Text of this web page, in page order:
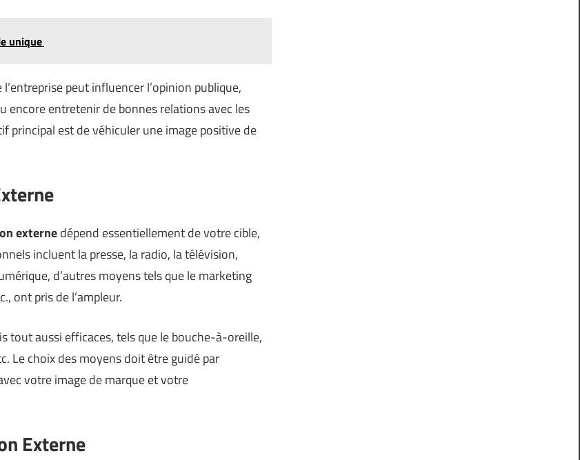
unique
peut influencer l’opinion publique,
encore entretenir de bonnes relations avec les
principal est de véhiculer une image positive de
externedépend essentiellement de votre cible,
incluent la presse, la radio, la télévision,
d’autres moyens tels que le marketing
ont pris de l’ampleur.
tout aussi efficaces, tels que le bouche-à-oreille,
Le choix des moyens doit être guidé par
votre image de marque et votre
Externe